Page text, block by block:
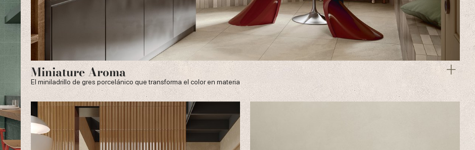
Miniature Aroma
El miniladrillo de gres porcelánico que transforma el color en materia